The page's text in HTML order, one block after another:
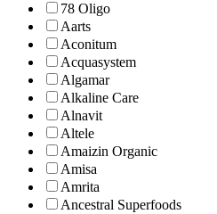
78 Oligo
Aarts
Aconitum
Acquasystem
Algamar
Alkaline Care
Alnavit
Altele
Amaizin Organic
Amisa
Amrita
Ancestral Superfoods